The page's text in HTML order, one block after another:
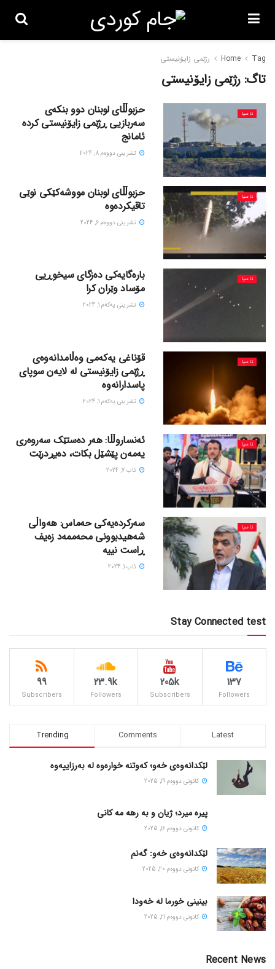
Home Tag رژێمی زایۆنیستی
تاگ: رژێمی زایۆنیستی
ئاسیا
حزبوڵڵای لوبنان دوو بنکەی
سەربازیی ڕژێمی زایۆنیستی کردە
ئامانج
تشرینی دووه‌م 8, 2024
ئاسیا
حزبوڵڵای لوبنان مووشەکێکی نوێی
تاقیکردەوە
تشرینی دووه‌م 6, 2024
ئاسیا
بارەگایەکی دەزگای سیخوڕیی
مۆساد وێران کرا
تشرینی یه‌كه‌م 1, 2024
ئاسیا
قۆناغی یەکەمی وەڵامدانەوەی
ڕژێمی زایۆنیستی لە لایەن سوپای
پاسدارانەوە
تشرینی یه‌كه‌م 1, 2024
ئاسیا
ئەنساروڵڵا: هەر دەستێک سەروەری
یەمەن پێشێل بکات، دەبڕدرێت
ئاب 7, 2024
ئاسیا
سەرکردەیەکی حەماس: هەواڵی
شەهیدبوونی محەممەد زەیف
ڕاست نییە
ئاب 1, 2024
Stay Connected test
137
Followers
205k
Subscribers
23.9k
Followers
99
Subscribers
Trending Comments Latest
لێکدانەوەی خەو؛ کەوتنە خوارەوە لە بەرزاییەوە
كانونی دووه‌م 19, 2025
پیره میرد؛ ژیان و به رهه مه کانی
كانونی دووه‌م 16, 2025
لێکدانەوەی خەو: گەنم
كانونی دووه‌م 20, 2025
بینینی خورما لە خەودا
كانونی دووه‌م 21, 2025
Recent News